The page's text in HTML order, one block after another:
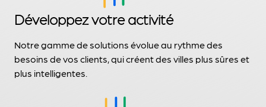
Développez votre activité
Notre gamme de solutions évolue au rythme des
besoins de vos clients, qui créent des villes plus sûres et
plus intelligentes.